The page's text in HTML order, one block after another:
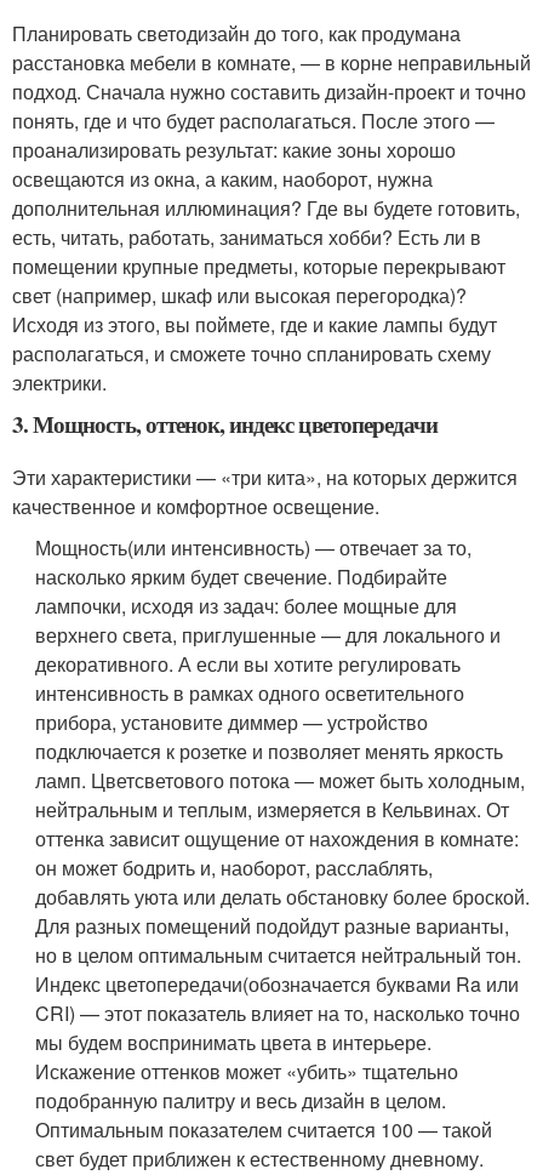
Планировать светодизайн до того, как продумана
расстановка мебели в комнате, — в корне неправильный
подход. Сначала нужно составить дизайн-проект и точно
понять, где и что будет располагаться. После этого —
проанализировать результат: какие зоны хорошо
освещаются из окна, а каким, наоборот, нужна
дополнительная иллюминация? Где вы будете готовить,
есть, читать, работать, заниматься хобби? Есть ли в
помещении крупные предметы, которые перекрывают
свет (например, шкаф или высокая перегородка)?
Исходя из этого, вы поймете, где и какие лампы будут
располагаться, и сможете точно спланировать схему
электрики.
3. Мощность, оттенок, индекс цветопередачи
Эти характеристики — «три кита», на которых держится
качественное и комфортное освещение.
Мощность(или интенсивность) — отвечает за то,
насколько ярким будет свечение. Подбирайте
лампочки, исходя из задач: более мощные для
верхнего света, приглушенные — для локального и
декоративного. А если вы хотите регулировать
интенсивность в рамках одного осветительного
прибора, установите диммер — устройство
подключается к розетке и позволяет менять яркость
ламп. Цветсветового потока — может быть холодным,
нейтральным и теплым, измеряется в Кельвинах. От
оттенка зависит ощущение от нахождения в комнате:
он может бодрить и, наоборот, расслаблять,
добавлять уюта или делать обстановку более броской.
Для разных помещений подойдут разные варианты,
но в целом оптимальным считается нейтральный тон.
Индекс цветопередачи(обозначается буквами Ra или
CRI) — этот показатель влияет на то, насколько точно
мы будем воспринимать цвета в интерьере.
Искажение оттенков может «убить» тщательно
подобранную палитру и весь дизайн в целом.
Оптимальным показателем считается 100 — такой
свет будет приближен к естественному дневному.